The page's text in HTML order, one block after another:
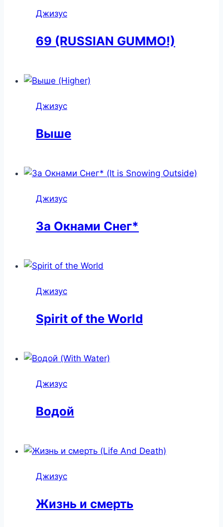
Джизус
69 (RUSSIAN GUMMO!)
Джизус
Выше
Джизус
За Окнами Снег*
Джизус
Spirit of the World
Джизус
Водой
Джизус
Жизнь и смерть